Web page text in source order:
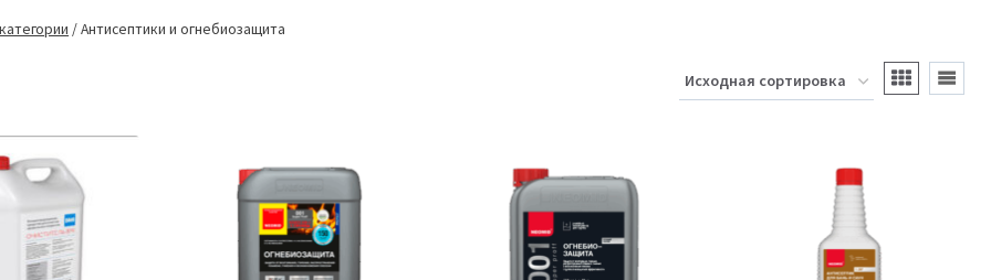
/Антисептики и огнебиозащита